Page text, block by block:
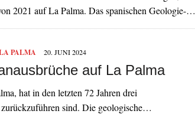
2021 auf La Palma. Das spanischen Geologie-…
PALMA 20. JUNI 2024
auf La Palma
hat in den letzten 72 Jahren drei
sind. Die geologische…